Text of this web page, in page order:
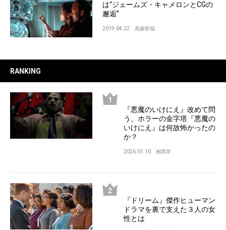
は“ジェームズ・キャメロンとCGの
邂逅”
2019.04.22 高森郁哉
RANKING
『悪魔のいけにえ』改めて問
う、ホラーの金字塔『悪魔の
いけにえ』は何故怖かったの
か？
2026.01.10 相馬学
『ドリーム』傑作ヒューマン
ドラマを裏で支えた３人の女
性とは